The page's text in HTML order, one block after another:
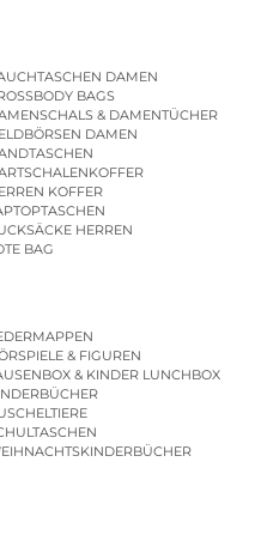
DAMEN
BAGS
& DAMENTÜCHER
DAMEN
KOFFER
HERREN
BAG
& FIGUREN
& KINDER LUNCHBOX
| KINDERGARTENBEUTEL